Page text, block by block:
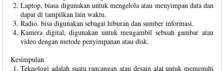
Laptop, biasa digunakan untuk mengelola atau menyimpan data dan
dapat di tampilkan lain waktu.
Radio. bisa digunakan sebagai hiburan dan sumber informasi.
Kamera digital, digunakan untuk mengambil sebuah gambar atau
video dengan metode penyimpanan atau disk.
Kesimpulan
Teknologi adalah suatu rancangan atau desain alat untuk memenuhi